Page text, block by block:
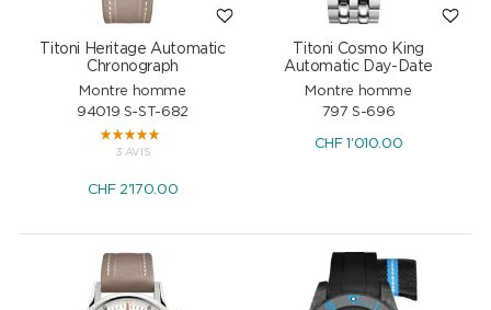
Titoni Heritage Automatic
Chronograph
Montre homme
94019 S-ST-682
3 AVIS
CHF2'170.00
Titoni Cosmo King
Automatic Day-Date
Montre homme
797 S-696
CHF1'010.00